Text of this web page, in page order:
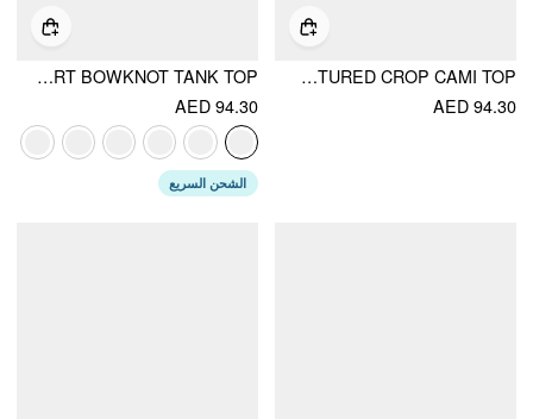
LACE TEXTURED CROP CAMI TOP
AED 94.30
LACE SWEETHEART BOWKNOT TANK TOP
AED 94.30
الشحن السريع